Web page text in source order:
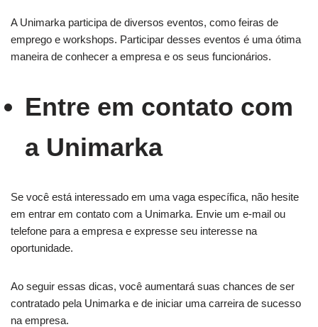
A Unimarka participa de diversos eventos, como feiras de
emprego e workshops. Participar desses eventos é uma ótima
maneira de conhecer a empresa e os seus funcionários.
Entre em contato com
a Unimarka
Se você está interessado em uma vaga específica, não hesite
em entrar em contato com a Unimarka. Envie um e-mail ou
telefone para a empresa e expresse seu interesse na
oportunidade.
Ao seguir essas dicas, você aumentará suas chances de ser
contratado pela Unimarka e de iniciar uma carreira de sucesso
na empresa.